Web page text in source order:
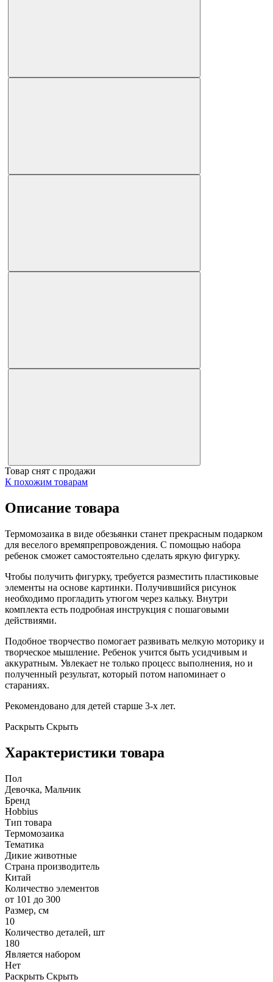
Товар снят с продажи
К похожим товарам
Описание товара
Термомозаика в виде обезьянки станет прекрасным подарком
для веселого времяпрепровождения. С помощью набора
ребенок сможет самостоятельно сделать яркую фигурку.
Чтобы получить фигурку, требуется разместить пластиковые
элементы на основе картинки. Получившийся рисунок
необходимо прогладить утюгом через кальку. Внутри
комплекта есть подробная инструкция с пошаговыми
действиями.
Подобное творчество помогает развивать мелкую моторику и
творческое мышление. Ребенок учится быть усидчивым и
аккуратным. Увлекает не только процесс выполнения, но и
полученный результат, который потом напоминает о
стараниях.
Рекомендовано для детей старше 3-х лет.
Раскрыть Скрыть
Характеристики товара
Пол
Девочка, Мальчик
Бренд
Hobbius
Тип товара
Термомозаика
Тематика
Дикие животные
Страна производитель
Китай
Количество элементов
от 101 до 300
Размер, см
10
Количество деталей, шт
180
Является набором
Нет
Раскрыть Скрыть